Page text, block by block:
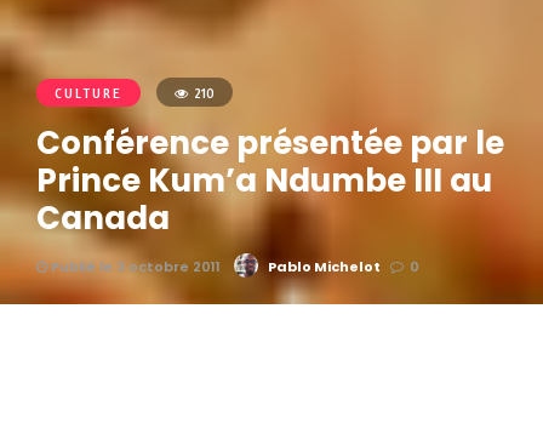
CULTURE 210
Conférence présentée par le
Prince Kum’a Ndumbe III au
Canada
Publié le 3 octobre 2011 Pablo Michelot 0